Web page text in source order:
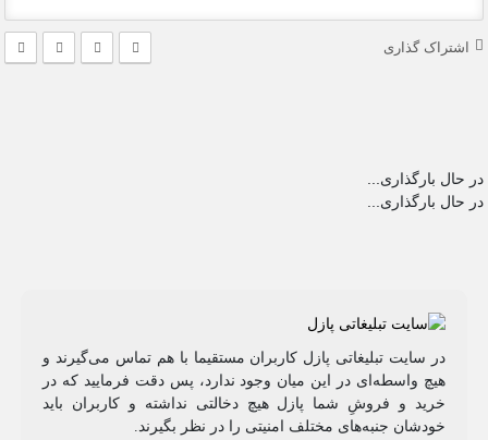
اشتراک گذاری
در حال بارگذاری...
در حال بارگذاری...
در سایت تبلیغاتی پازل کاربران مستقیما با هم تماس می‌گیرند و
هیچ واسطه‌ای در این میان وجود ندارد، پس دقت فرمایید که در
خرید و فروشِ شما پازل هیچ دخالتی نداشته و کاربران باید
خودشان جنبه‌های مختلف امنیتی را در نظر بگیرند.